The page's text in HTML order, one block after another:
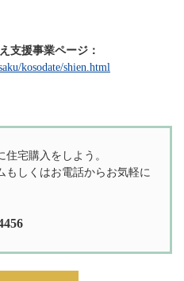
支援事業ページ：
kosodate/shien.html
宅購入をしよう。
もしくはお電話からお気軽に